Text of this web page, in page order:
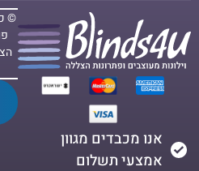
אנו מכבדים מגוון
אמצעי תשלום
©